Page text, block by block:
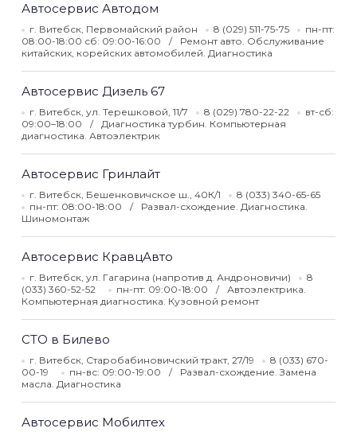
Автосервис Автодом
г. Витебск, Первомайский район 8 (029) 511-75-75
пн-пт:
08:00-18:00 сб: 09:00-16:00
Ремонт авто. Обслуживание
китайских, корейских автомобилей. Диагностика
Автосервис Дизель 67
г. Витебск, ул. Терешковой, 11/7 8 (029) 780-22-22
вт-сб:
09:00–18:00
Диагностика турбин. Компьютерная
диагностика. Автоэлектрик
Автосервис Гринлайт
г. Витебск, Бешенковичское ш., 40К/1
8 (033) 340-65-65
пн-пт: 08:00-18:00
Развал-схождение. Диагностика.
Шиномонтаж
Автосервис КравцАвто
г. Витебск, ул. Гагарина (напротив д. Андроновичи)
8
(033) 360-52-52
пн-пт: 09:00-18:00
Автоэлектрика.
Компьютерная диагностика. Кузовной ремонт
СТО в Билево
г. Витебск, Старобабиновичский тракт, 27/19
8 (033) 670-
00-19
пн-вс: 09:00-19:00
Развал-схождение. Замена
масла. Диагностика
Автосервис Мобилтех